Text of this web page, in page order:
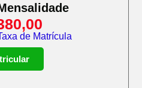
de Matrícula